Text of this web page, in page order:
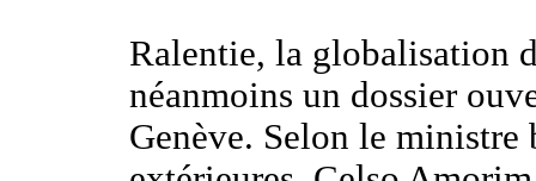
Ralentie, la globalisation
néanmoins un dossier
Genève. Selon le ministre